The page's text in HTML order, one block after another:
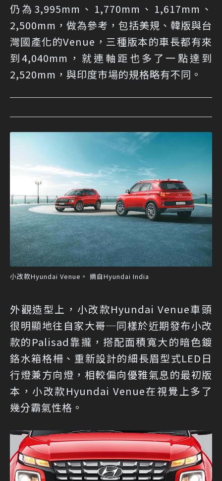
仍為3,995mm、1,770mm、1,617mm、
2,500mm，做為參考，包括美規、韓版與台
灣國產化的Venue，三種版本的車長都有來
到4,040mm，就連軸距也多了一點達到
2,520mm，與印度市場的規格略有不同。
小改款Hyundai Venue。 摘自Hyundai India
外觀造型上，小改款Hyundai Venue車頭
很明顯地往自家大哥─同樣於近期發布小改
款的Palisad靠攏，搭配面積寬大的暗色鍍
鉻水箱格柵、重新設計的細長眉型式LED日
行燈兼方向燈，相較偏向優雅氣息的最初版
本，小改款Hyundai Venue在視覺上多了
幾分霸氣性格。